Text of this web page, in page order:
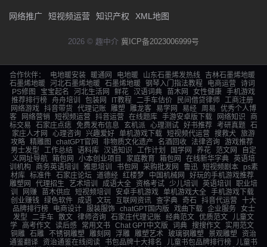
网络推广 短视频运营 知识产权 XML地图
2026 © 趣中介 冀ICP备2023006999号
合作伙伴： 电地暖安装 暖通网 电地暖 山东石墨烯发热线
吉林石墨烯地暖
石墨烯地暖
河北石墨烯地暖 石墨烯地暖 钢琴入门指法教程 电商运营
诗词
PS修图
宝宝起名 河北生活网 鲜花 汉语词典 苗木网 女性健康 手机游戏
推荐排行榜
舟舟培训 包装网 IT教程 二手车估价 民间借贷律师
工商注册
网络游戏 抖音带货 代理记账 雕塑 雕龙客 易学网 易经 周易
优秀个人博
客
网络营销 短视频运营 抖音运营 在线题库 手游安卓版下载 网络知识
商
标交易
石家庄点痣 免费发布信息 玄机派 心理测试 好书推荐 考研真题 石
家庄人才网
心理咨询 兴趣爱好 单机游戏下载 短视频代运营 搜救犬 旅游
攻略 精雕图 chatGPT官网 非物质文化遗产 名酒回收 法律咨询 游戏推荐
男士发型
工作总结 语料库 汉语知识 工作计划 国学网 养花 范文网
自定
义网址导航 箱包网 小本创业项目 家庭教育 箱包网 在线新华字典 英语培
训机构
商务英语培训 雅思培训 书包网 采购批发网 鲁迅 短视频剧本
ps素
材库
标准件 石家庄论坛 道德经 红楼梦 中国机械网
好玩的手机游戏推荐
雕塑网
代理招生 艺术培训 成语大全 资格考试 少儿培训 英语培训
职业培
训
网赚 苗木供应 短视频培训 安卓手机游戏 单机游戏大全
手机游戏下载
创业赚钱
绿色软件 成语 文玩 互联网资讯 查字典 奇石 抖音代运营 十大
品牌排行榜
电商设计 服装服饰 chatGPT国内版 戏曲下载 企业服务
女士
发型
二手车 散文 律师咨询 石家庄代理记账 经典范文 优质范文
儿童文
学 高考作文 读后感 常用文书 Chat GPT中文版 词典 搜搜作文
实用范文
铜雕 石雕 不锈钢雕塑 雕刻网 浮雕 雕塑艺术 玻璃钢雕塑 景观雕塑
资治
通鉴翻译
资治通鉴在线阅读 书包品牌十大排名 儿童书包品牌排行榜
儿童书